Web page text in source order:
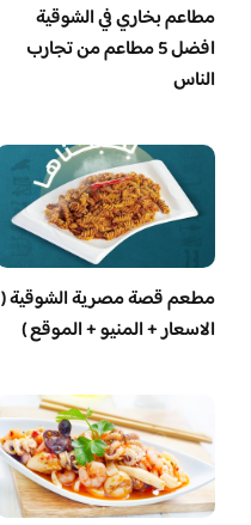
مطاعم بخاري في الشوقية
افضل 5 مطاعم من تجارب
الناس
مطعم قصة مصرية الشوقية (
الاسعار + المنيو + الموقع )